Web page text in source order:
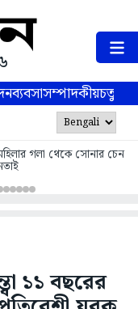
ব্যবসাসম্পাদকীয়
গলা থেকে সোনার চেন
১১ বছরের